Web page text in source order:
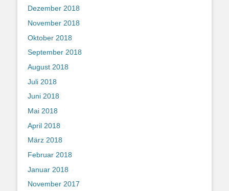
Dezember 2018
November 2018
Oktober 2018
September 2018
August 2018
Juli 2018
Juni 2018
Mai 2018
April 2018
März 2018
Februar 2018
Januar 2018
November 2017